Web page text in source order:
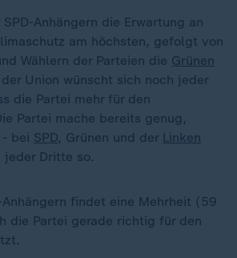
Anhängern die Erwartung an
am höchsten, gefolgt von
Wählern der Parteien die Grünen
Union wünscht sich noch jeder
die Partei mehr für den
Partei mache bereits genug,
bei SPD, Grünen und der Linken
jeder Dritte so.
Anhängern findet eine Mehrheit (59
die Partei gerade richtig für den